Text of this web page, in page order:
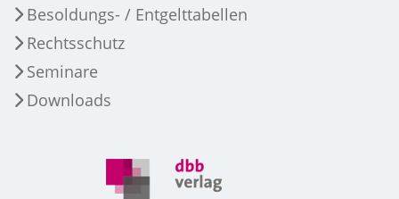
Besoldungs- / Entgelttabellen
Rechtsschutz
Seminare
Downloads